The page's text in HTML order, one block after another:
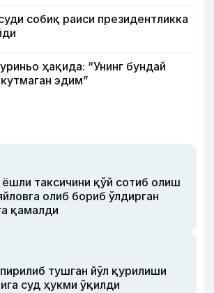
собиқ раиси президентликка
ҳақида: “Унинг бундай
эдим”
таксичини қўй сотиб олиш
олиб бориб ўлдирган
қамалди
тушган йўл қурилиши
суд ҳукми ўқилди